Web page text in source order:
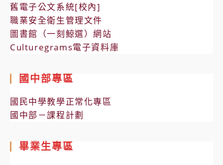
舊電子公文系統[校內]
職業安全衛生管理文件
圖書館（一刻鯨選）網站
Culturegrams電子資料庫
國中部專區
國民中學教學正常化專區
國中部－課程計劃
畢業生專區